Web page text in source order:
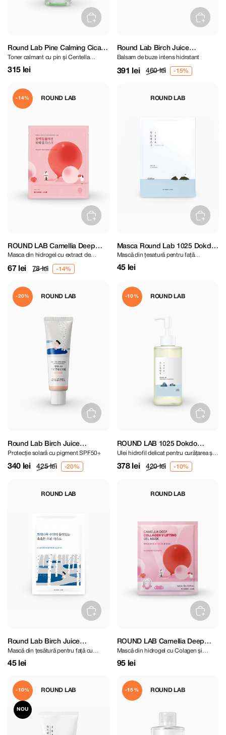
Round Lab Pine Calming Cica
Toner 250 ml
Toner calmant cu pin și Centella
Asiatică
315 lei
Round Lab Birch Juice
Moisturizing Lip Balm 20 g
Balsam de buze intens hidratant
391 lei 460 lei
ROUND LAB
-14%
ROUND LAB Camellia Deep
Collagen Firming Gel Mask
Masca din hidrogel cu extract de
Camellia Japonica
67 lei 78 lei
ROUND LAB
Masca Round Lab 1025 Dokdo
Water Gel
Mască din țesatură pentru față
calmantă
45 lei
ROUND LAB
-20%
Round Lab Birch Juice
Moisturizing Tone-Up Sunscreen
SPF50+ PA++++ 50 ml
Protecție solară cu pigment SPF50+
340 lei 425 lei
ROUND LAB
-10%
ROUND LAB 1025 Dokdo
Cleansing Oil 200 ml
Ulei hidrofil delicat pentru curățarea și
378 lei 420 lei
ROUND LAB
Round Lab Birch Juice
Moisturizing Mask
Mască din țesătură pentru față cu
extract de Mestecan
45 lei
ROUND LAB
ROUND LAB Camellia Deep
Collagen V Lifting Gel Mask
Mască din hidrogel cu Colagen și
Camelia Japoneză cu efect de V-shape
95 lei
ROUND LAB
-10%
NOU
ROUND LAB
-15%